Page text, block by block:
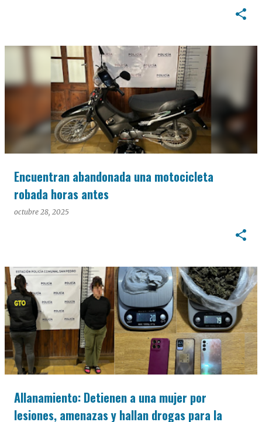
Encuentran abandonada una motocicleta
robada horas antes
octubre 28, 2025
Allanamiento: Detienen a una mujer por
lesiones, amenazas y hallan drogas para la